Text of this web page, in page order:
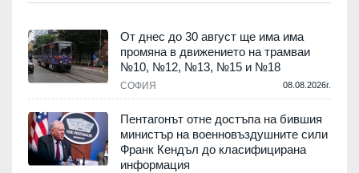
От днес до 30 август ще има има
промяна в движението на трамваи
№10, №12, №13, №15 и №18
СОФИЯ 08.08.2026г.
Пентагонът отне достъпа на бившия
министър на военновъздушните сили
Франк Кендъл до класифицирана
информация